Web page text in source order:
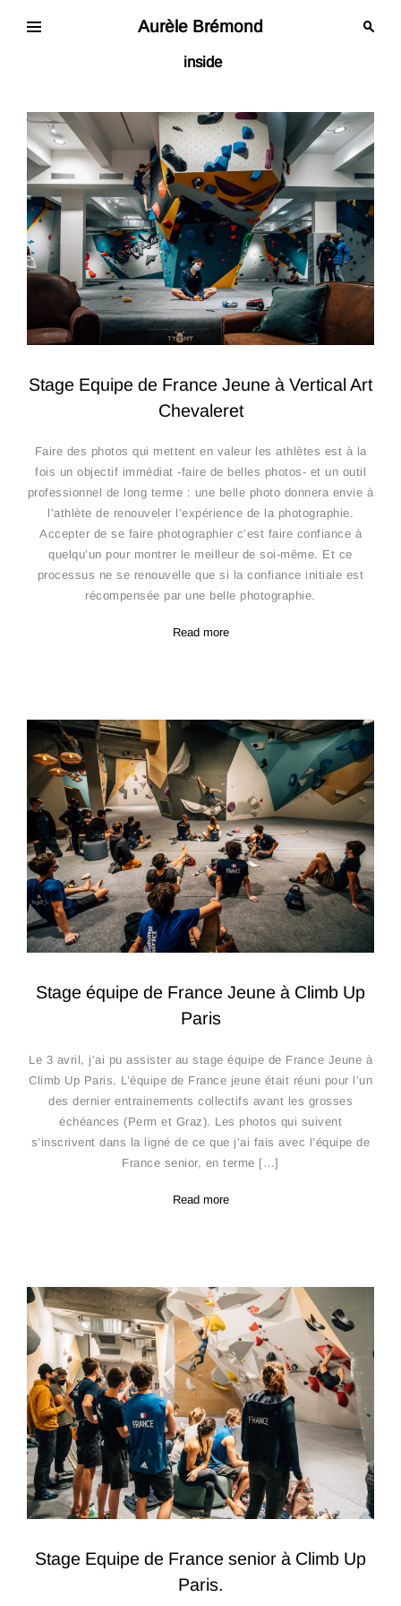
content
Aurèle Brémond
inside
Stage Equipe de France Jeune à Vertical Art
Chevaleret
Faire des photos qui mettent en valeur les athlètes est à la
fois un objectif immédiat -faire de belles photos- et un outil
professionnel de long terme : une belle photo donnera envie à
l’athlète de renouveler l’expérience de la photographie.
Accepter de se faire photographier c’est faire confiance à
quelqu’un pour montrer le meilleur de soi-même. Et ce
processus ne se renouvelle que si la confiance initiale est
récompensée par une belle photographie.
Read more
Stage équipe de France Jeune à Climb Up
Paris
Le 3 avril, j’ai pu assister au stage équipe de France Jeune à
Climb Up Paris. L’équipe de France jeune était réuni pour l’un
des dernier entrainements collectifs avant les grosses
échéances (Perm et Graz). Les photos qui suivent
s’inscrivent dans la ligné de ce que j’ai fais avec l’équipe de
France senior, en terme […]
Read more
Stage Equipe de France senior à Climb Up
Paris.